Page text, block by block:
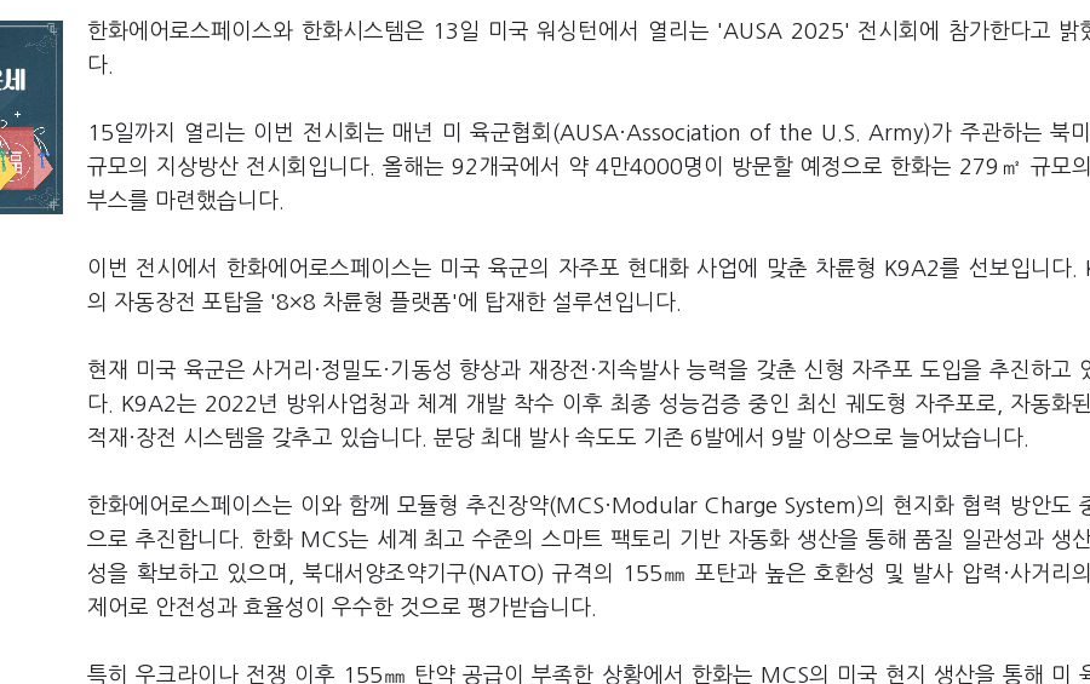
한화에어로스페이스와 한화시스템은 13일 미국 워싱턴에서 열리는 'AUSA 2025' 전시회에 참가한다고 밝
다.
15일까지 열리는 이번 전시회는 매년 미 육군협회(AUSA·Association of the U.S. Army)가 주관하는 북
규모의 지상방산 전시회입니다. 올해는 92개국에서 약 4만4000명이 방문할 예정으로 한화는 279㎡ 규모
부스를 마련했습니다.
이번 전시에서 한화에어로스페이스는 미국 육군의 자주포 현대화 사업에 맞춘 차륜형 K9A2를 선보입니다.
의 자동장전 포탑을 '8×8 차륜형 플랫폼'에 탑재한 설루션입니다.
현재 미국 육군은 사거리·정밀도·기동성 향상과 재장전·지속발사 능력을 갖춘 신형 자주포 도입을 추진하고
다. K9A2는 2022년 방위사업청과 체계 개발 착수 이후 최종 성능검증 중인 최신 궤도형 자주포로, 자동화
적재·장전 시스템을 갖추고 있습니다. 분당 최대 발사 속도도 기존 6발에서 9발 이상으로 늘어났습니다.
한화에어로스페이스는 이와 함께 모듈형 추진장약(MCS·Modular Charge System)의 현지화 협력 방안도
으로 추진합니다. 한화 MCS는 세계 최고 수준의 스마트 팩토리 기반 자동화 생산을 통해 품질 일관성과 생
성을 확보하고 있으며, 북대서양조약기구(NATO) 규격의 155㎜ 포탄과 높은 호환성 및 발사 압력·사거리
제어로 안전성과 효율성이 우수한 것으로 평가받습니다.
특히 우크라이나 전쟁 이후 155㎜ 탄약 공급이 부족한 상황에서 한화는 MCS의 미국 현지 생산을 통해 미